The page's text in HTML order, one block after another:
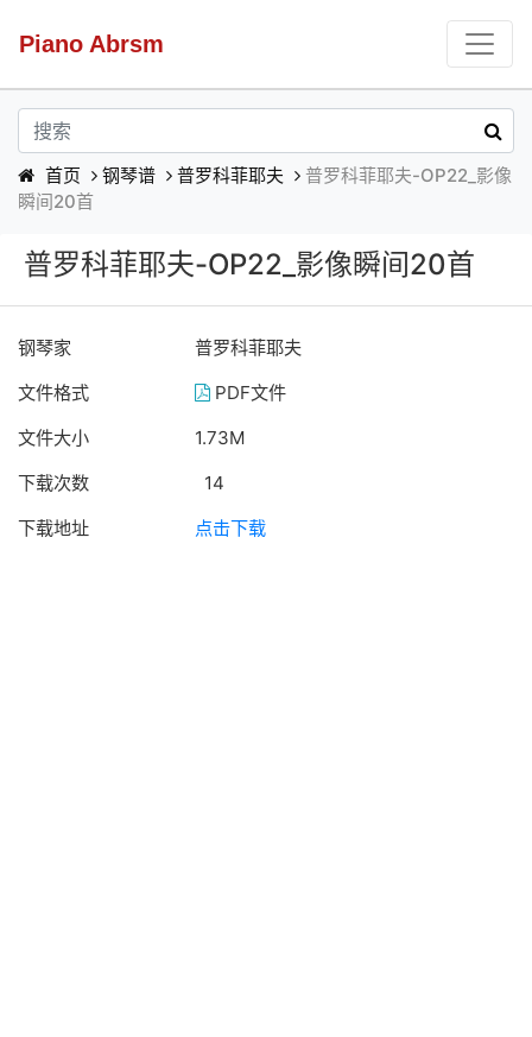
Piano Abrsm
首页 钢琴谱 普罗科菲耶夫
普罗科菲耶夫-OP22_影像
瞬间20首
普罗科菲耶夫-OP22_影像瞬间20首
钢琴家
普罗科菲耶夫
文件格式
PDF文件
文件大小
1.73M
下载次数
14
下载地址
点击下载